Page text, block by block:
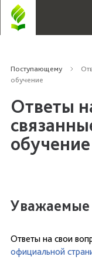
Поступающему
обучение
Ответы
обучение
Уважаемые
Ответы на свои
официальной